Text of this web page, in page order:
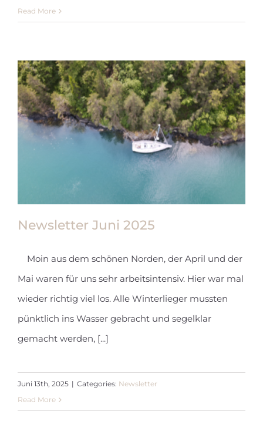
Read More
Newsletter Juni 2025
Newsletter Juni 2025
Moin aus dem schönen Norden, der April und der
Mai waren für uns sehr arbeitsintensiv. Hier war mal
wieder richtig viel los. Alle Winterlieger mussten
pünktlich ins Wasser gebracht und segelklar
gemacht werden, [...]
Juni 13th, 2025 | Categories: Newsletter
Read More